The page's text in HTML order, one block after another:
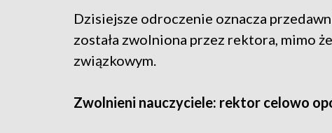
Dzisiejsze odroczenie oznacza
została zwolniona przez rektora, mimo
związkowym.
Zwolnieni nauczyciele: rektor celowo